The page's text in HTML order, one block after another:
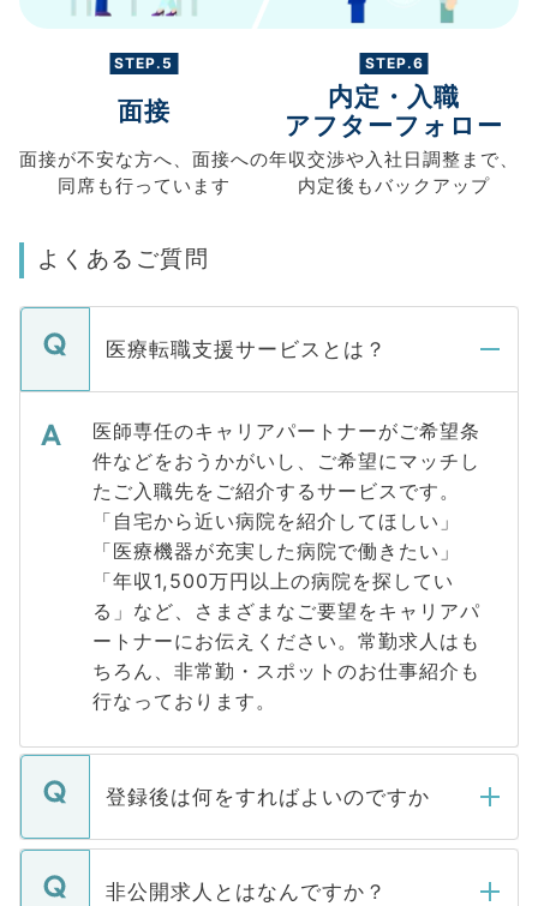
STEP.5
面接
面接が不安な方へ、 面接への
同席も行っています
STEP.6
内定・入職
アフターフォロー
年収交渉や入社日調整まで、
内定後もバックアップ
よくあるご質問
医療転職支援サービスとは？
医師専任のキャリアパートナーがご希望条
件などをおうかがいし、ご希望にマッチし
たご入職先をご紹介するサービスです。
「自宅から近い病院を紹介してほしい」
「医療機器が充実した病院で働きたい」
「年収1,500万円以上の病院を探してい
る」など、さまざまなご要望をキャリアパ
ートナーにお伝えください。常勤求人はも
ちろん、非常勤・スポットのお仕事紹介も
行なっております。
登録後は何をすればよいのですか
ご登録いただきましたら、弊社担当者がご
登録内容を確認し、その後メールもしくは
非公開求人とはなんですか？